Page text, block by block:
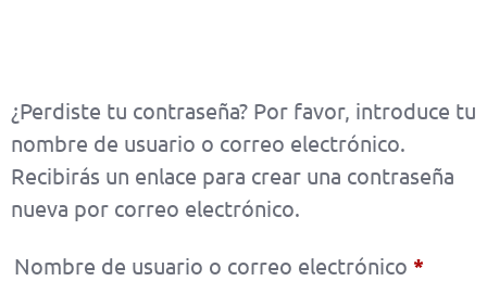
¿Perdiste tu contraseña? Por favor, introduce tu
nombre de usuario o correo electrónico.
Recibirás un enlace para crear una contraseña
nueva por correo electrónico.
Nombre de usuario o correo electrónico *